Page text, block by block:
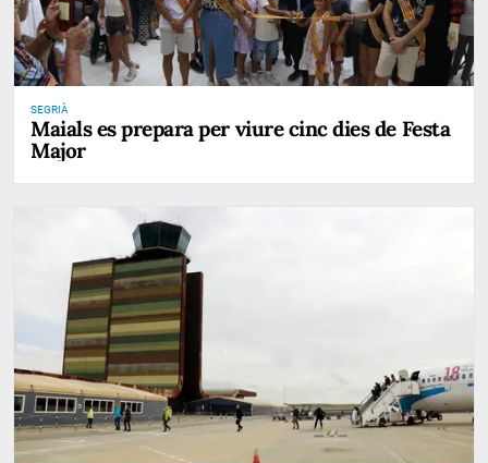
SEGRIÀ
Maials es prepara per viure cinc dies de Festa
Major